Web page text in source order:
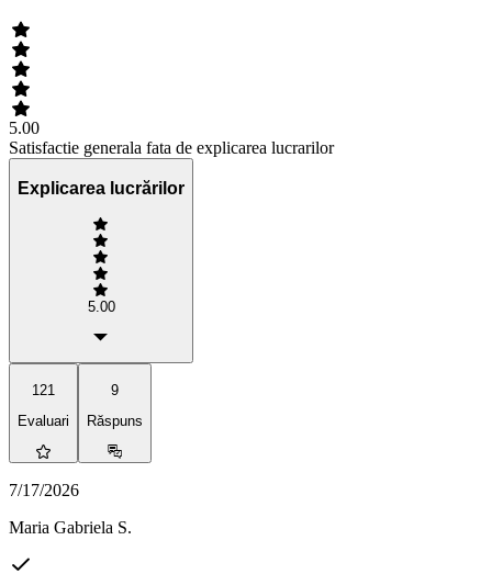
5.00
Satisfactie generala fata de explicarea lucrarilor
Explicarea lucrărilor
5.00
121
Evaluari
9
Răspuns
7/17/2026
Maria Gabriela S.